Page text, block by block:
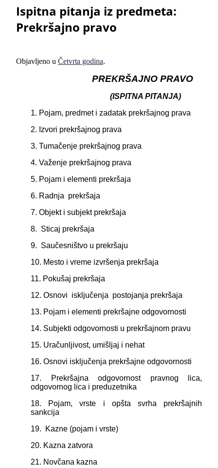
Ispitna pitanja iz predmeta:
Prekršajno pravo
Objavljeno u Četvrta godina.
PREKRŠAJNO PRAVO
(ISPITNA PITANJA)
1. Pojam, predmet i zadatak prekršajnog prava
2. Izvori prekršajnog prava
3. Tumačenje prekršajnog prava
4. Važenje prekršajnog prava
5. Pojam i elementi prekršaja
6. Radnja prekršaja
7. Objekt i subjekt prekršaja
8. Sticaj prekršaja
9. Saučesništvo u prekršaju
10. Mesto i vreme izvršenja prekršaja
11. Pokušaj prekršaja
12. Osnovi isklјučenja postojanja prekršaja
13. Pojam i elementi prekršajne odgovornosti
14. Subjekti odgovornosti u prekršajnom pravu
15. Uračunlјivost, umišlјaj i nehat
16. Osnovi isklјučenja prekršajne odgovornosti
17. Prekršajna odgovornost pravnog lica,
odgovornog lica i preduzetnika
18. Pojam, vrste i opšta svrha prekršajnih
sankcija
19. Kazne (pojam i vrste)
20. Kazna zatvora
21. Novčana kazna